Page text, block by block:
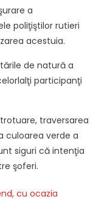
a
poliţiştilor rutieri
acestuia.
de natură a
participanţi
traversarea
culoarea verde a
siguri că intenţia
şoferi.
cu ocazia